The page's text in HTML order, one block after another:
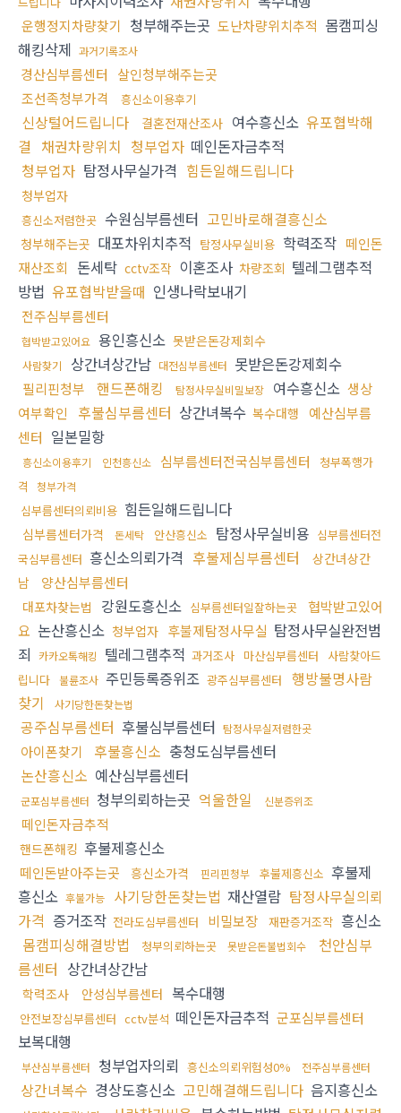
운행정지차량찾기 청부해주는곳 도난차량위치추적 몸캠피싱
해킹삭제 과거기록조사
경산심부름센터
살인청부해주는곳
조선족청부가격
흥신소이용후기
신상털어드립니다 결혼전재산조사 여수흥신소 유포협박해
결 채권차량위치 청부업자 떼인돈자금추적
청부업자 탐정사무실가격 힘든일해드립니다
청부업자
흥신소저렴한곳 수원심부름센터 고민바로해결흥신소
청부해주는곳 대포차위치추적 탐정사무실비용 학력조작 떼인돈
재산조회
돈세탁 cctv조작 이혼조사 차량조회 텔레그램추적
방법 유포협박받을때 인생나락보내기
전주심부름센터
협박받고있어요 용인흥신소 못받은돈강제회수
사람찾기 상간녀상간남 대전심부름센터 못받은돈강제회수
필리핀청부 핸드폰해킹 탐정사무실비밀보장 여수흥신소 생상
여부확인
후불심부름센터 상간녀복수 복수대행
예산심부름
센터 일본밀항
흥신소이용후기 인천흥신소 심부름센터전국심부름센터
청부폭행가
격
청부가격
심부름센터의뢰비용 힘든일해드립니다
심부름센터가격 돈세탁 안산흥신소 탐정사무실비용 심부름센터전
국심부름센터 흥신소의뢰가격 후불제심부름센터
상간녀상간
남
양산심부름센터
대포차찾는법 강원도흥신소 심부름센터일잘하는곳
협박받고있어
요 논산흥신소 청부업자 후불제탐정사무실 탐정사무실완전범
죄 카카오톡해킹 텔레그램추적 과거조사 마산심부름센터
사람찾아드
립니다 불륜조사 주민등록증위조 광주심부름센터
행방불명사람
찾기
사기당한돈찾는법
공주심부름센터 후불심부름센터 탐정사무실저렴한곳
아이폰찾기 후불흥신소 충청도심부름센터
논산흥신소 예산심부름센터
군포심부름센터 청부의뢰하는곳 억울한일 신분증위조
떼인돈자금추적
핸드폰해킹 후불제흥신소
떼인돈받아주는곳 흥신소가격 핀리핀청부 후불제흥신소 후불제
흥신소 후불가능 사기당한돈찾는법 재산열람 탐정사무실의뢰
가격 증거조작 전라도심부름센터 비밀보장 재판증거조작 흥신소
몸캠피싱해결방법
청부의뢰하는곳 못받은돈불법회수
천안심부
름센터 상간녀상간남
학력조사 안성심부름센터 복수대행
안전보장심부름센터 cctv분석 떼인돈자금추적 군포심부름센터
보복대행
부산심부름센터 청부업자의뢰 흥신소의뢰위험성0% 전주심부름센터
상간녀복수 경상도흥신소 고민해결해드립니다 음지흥신소